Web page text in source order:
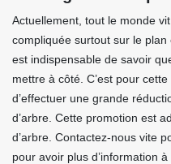
Actuellement, tout le monde
compliquée surtout sur le
est indispensable de savoir
mettre à côté. C’est pour
d’effectuer une grande
d’arbre. Cette promotion est
d’arbre. Contactez-nous vite
pour avoir plus d’information